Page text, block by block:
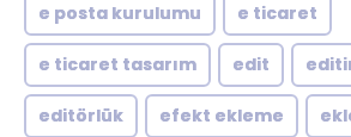
e posta kurulumu e ticaret
e ticaret tasarım edit
editörlük efekt ekleme